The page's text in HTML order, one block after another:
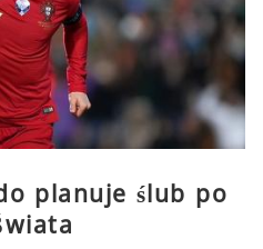
planuje ślub po